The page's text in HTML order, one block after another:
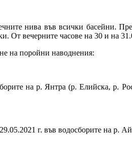
нива във всички басейни.
От вечерните часове на 30 и на
на поройни наводнения:
на р. Янтра (р. Елийска, р.
г. във водосборите на р.